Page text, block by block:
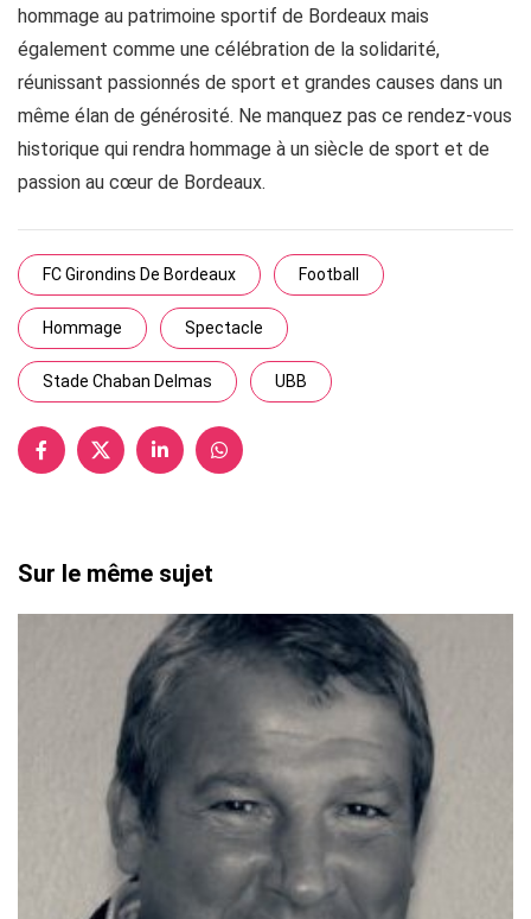
hommage au patrimoine sportif de Bordeaux mais
également comme une célébration de la solidarité,
réunissant passionnés de sport et grandes causes dans un
même élan de générosité. Ne manquez pas ce rendez-vous
historique qui rendra hommage à un siècle de sport et de
passion au cœur de Bordeaux.
FC Girondins De Bordeaux Football
Hommage Spectacle
Stade Chaban Delmas UBB
Sur le même sujet